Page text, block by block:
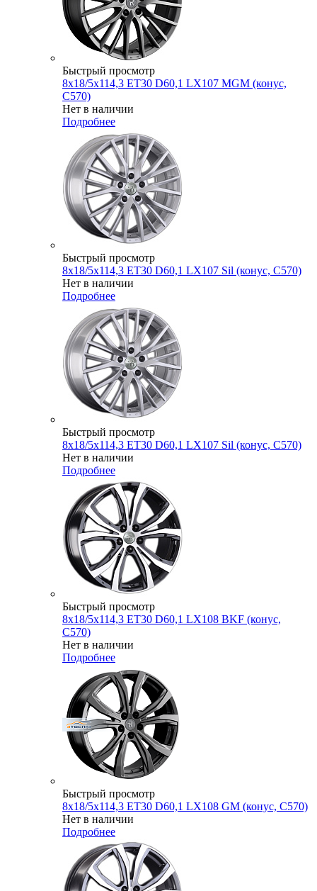
Быстрый просмотр
8x18/5x114,3 ET30 D60,1 LX107 MGM (конус,
C570)
Нет в наличии
Подробнее
Быстрый просмотр
8x18/5x114,3 ET30 D60,1 LX107 Sil (конус, C570)
Нет в наличии
Подробнее
Быстрый просмотр
8x18/5x114,3 ET30 D60,1 LX107 Sil (конус, C570)
Нет в наличии
Подробнее
Быстрый просмотр
8x18/5x114,3 ET30 D60,1 LX108 BKF (конус,
C570)
Нет в наличии
Подробнее
Быстрый просмотр
8x18/5x114,3 ET30 D60,1 LX108 GM (конус, C570)
Нет в наличии
Подробнее